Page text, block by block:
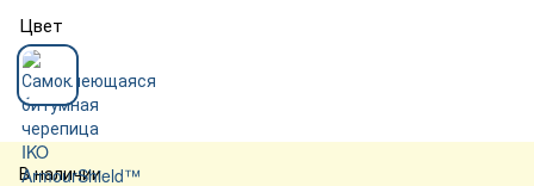
Цвет
В наличии